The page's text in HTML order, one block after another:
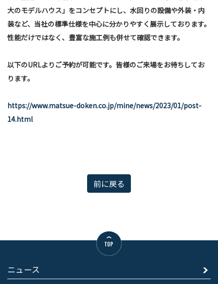
大のモデルハウス」をコンセプトにし、水回りの設備や外装・内
装など、当社の標準仕様を中心に分かりやすく展示しております。
性能だけではなく、豊富な施工例も併せて確認できます。
以下のURLよりご予約が可能です。皆様のご来場をお待ちしてお
ります。
https://www.matsue-doken.co.jp/mine/news/2023/01/post-
14.html
前に戻る
ニュース